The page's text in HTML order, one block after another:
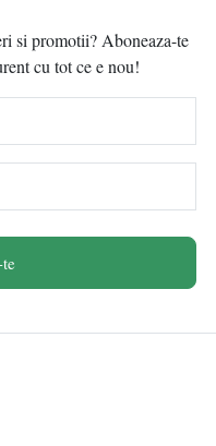
si promotii? Aboneaza-te
cu tot ce e nou!